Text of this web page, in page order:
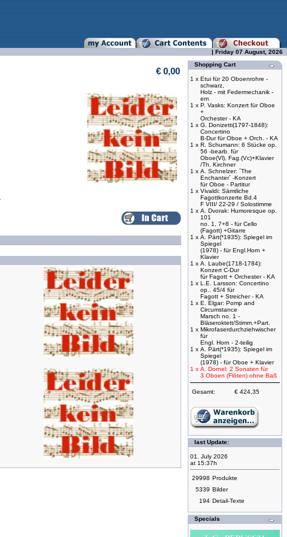
| Friday 07 August, 2026
€ 0,00
Shopping Cart
1 x Etui für 20 Oboenrohre -
schwarz,
Holz - mit Federmechanik -
em
1 x P. Vasks: Konzert für Oboe
+
Orchester - KA
1 x G. Donizetti(1797-1848):
Concertino
B-Dur für Oboe + Orch. - KA
1 x R. Schumann: 6 Stücke op.
56 -bearb. für
Oboe(Vl), Fag.(Vc)+Klavier
/Th. Kirchner
1 x A. Schnelzer: ´The
Enchanter´ -Konzert
für Oboe - Partitur
1 x Vivaldi: Sämtliche
Fagottkonzerte Bd.4
F VIII/ 22-29 / Solostimme
1 x A. Dvorak: Humoresque op.
101
no. 1, 7+8 - für Cello
(Fagott) +Gitarre
1 x A. Pärt(*1935): Spiegel im
Spiegel
(1978) - für Engl.Horn +
Klavier
1 x A. Laube(1718-1784):
Konzert C-Dur
für Fagott + Orchester - KA
1 x L.E. Larsson: Concertino
op.. 45/4 für
Fagott + Streicher - KA
1 x E. Elgar: Pomp and
Circumstance
Marsch no. 1 -
Bläseroktett/Stimm.+Part.
1 x Mikrofaserdurchziehwischer
für
Engl. Horn - 2-teilig
1 x A. Pärt(*1935): Spiegel im
Spiegel
(1978) - für Oboe + Klavier
1 x A. Dornel: 2 Sonaten für
3 Oboen (Flöten) ohne Baß
Gesamt: € 424,35
last Update:
01. July 2026
at 15:37h
29998 Produkte
5339 Bilder
194 Detail-Texte
Specials